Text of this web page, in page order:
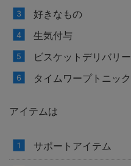
好きなもの
生気付与
ビスケットデリバリー
タイムワープトニック
アイテムは
サポートアイテム